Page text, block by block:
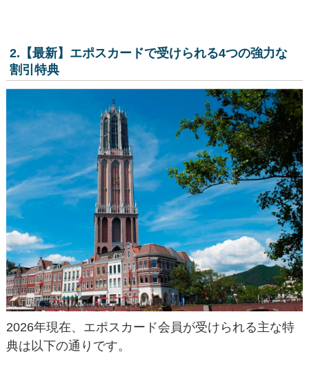
2.【最新】エポスカードで受けられる4つの強力な
割引特典
2026年現在、エポスカード会員が受けられる主な特
典は以下の通りです。